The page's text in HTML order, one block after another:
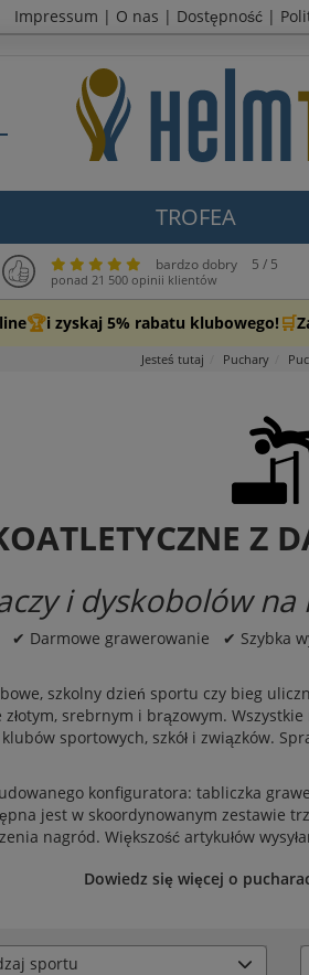
Impressum | O nas | Dostępność |
TROFEA
bardzo dobry 5 / 5
ponad 21 500 opinii klientów
🏆i zyskaj 5% rabatu klubowego! 🛒
Jesteś tutaj Puchary
Z
i dyskobolów
✔ Darmowe grawerowanie ✔ Szybka
szkolny dzień sportu czy bieg
srebrnym i brązowym.
sportowych, szkół i związków.
konfiguratora: tabliczka
jest w skoordynowanym zestawie
nagród. Większość artykułów
Dowiedz się więcej o
sportu